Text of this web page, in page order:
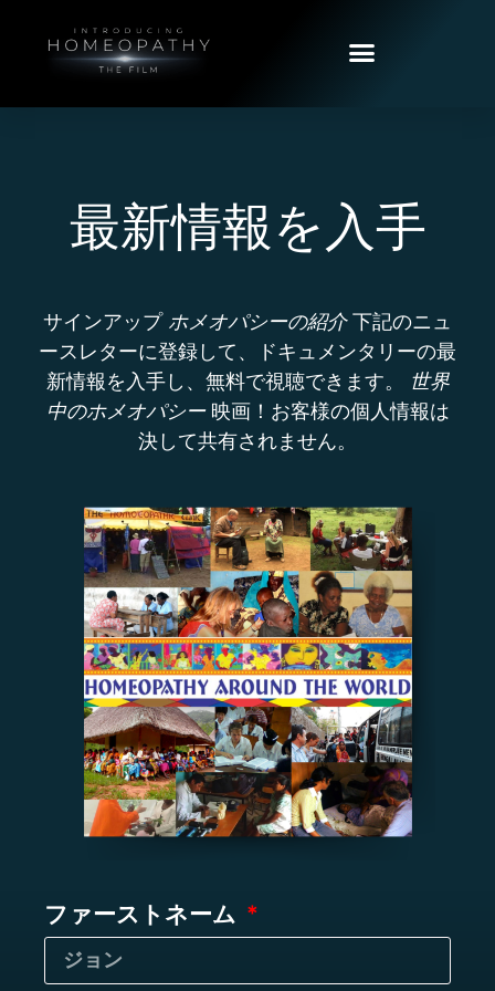
最新情報を入手
サインアップ ホメオパシーの紹介下記のニュ
ースレターに登録して、ドキュメンタリーの最
新情報を入手し、無料で視聴できます。
世界
中のホメオパシー映画！お客様の個人情報は
決して共有されません。
ファーストネーム